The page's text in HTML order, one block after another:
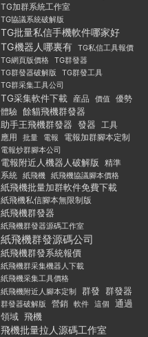
TG加群系統工作室
TG協議系統破解版
TG批量私信手機軟件哪家好
TG機器人哪裏有
TG私信工具報價
TG網頁版價格
TG群發器
TG群發器破解版
TG群發工具
TG群采集工具公司
TG采集軟件下載 産品 價值 優勢
體驗 餘貓飛機群發器
助手王飛機群發器 發器 工具
應用
批量 電報 電報加群腳本定制
電報炒群腳本公司
電報附近人機器人破解版 精準
系統 紙飛機 紙飛機協議腳本價格
紙飛機批量加群軟件免費下載
紙飛機私信腳本無限制版
紙飛機群發器
紙飛機群發器源碼工作室
紙飛機群發源碼公司
紙飛機群發系統報價
紙飛機群采集機器人下載
紙飛機采集工具價格
紙飛機附近人腳本定制
群發 群發器
群發器破解版 營銷 軟件 這個
通過
領域 飛機
飛機批量拉人源碼工作室